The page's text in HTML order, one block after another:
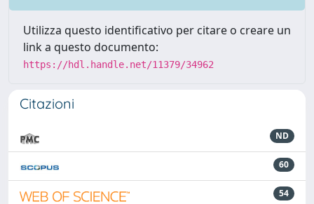
Utilizza questo identificativo per citare o creare un
link a questo documento:
https://hdl.handle.net/11379/34962
Citazioni
ND
60
54